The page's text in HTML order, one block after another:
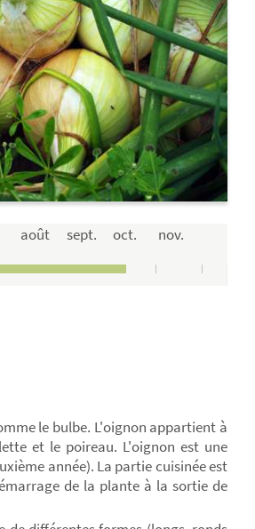
août sept. oct. nov.
le bulbe. L'oignon appartient à
et le poireau. L'oignon est une
année). La partie cuisinée est
de la plante à la sortie de